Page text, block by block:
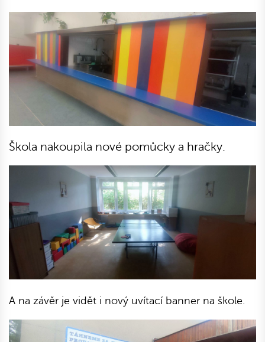
Škola nakoupila nové pomůcky a hračky.
A na závěr je vidět i nový uvítací banner na škole.